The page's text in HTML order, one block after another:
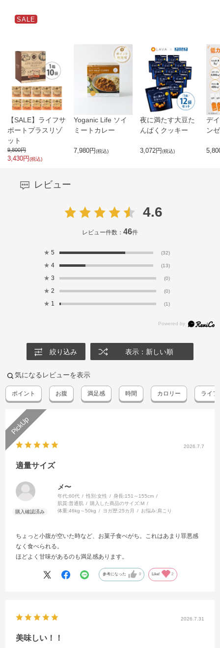
SALE
【SALE】ライフサ
ポートプラスリゾ
ット
9,800円
3,430円(税込)
Yoganic Life ソイ
ミートカレー
7,980円(税込)
夜に満たす大豆た
んぱくクッキー
3,072円(税込)
デ
ン
レビュー
4.6
レビュー件数： 46件
★ 5 (32)
★ 4 (13)
★ 3 (0)
★ 2 (0)
★ 1 (1)
絞り込み 表示：新しい順
気になるレビューを表示
ポイント お腹 満足感 時間 カロリー ライ
2026.7.7
適量サイズ
メ〜
年代:60代 性別:女性 身長:151～155cm
肌質:普通肌 購入した商品のサイズ:M
体重:46kg～50kg ヨガ歴:25カ月 お悩み:肩こり
ちょっと小腹が空いた時など、お菓子食べがち。これはあまり罪悪感
なく食べられる。
ほどよく甘味があるのも満足感あります。
参考になった 0 Like! 2
2026.7.31
美味しい！！